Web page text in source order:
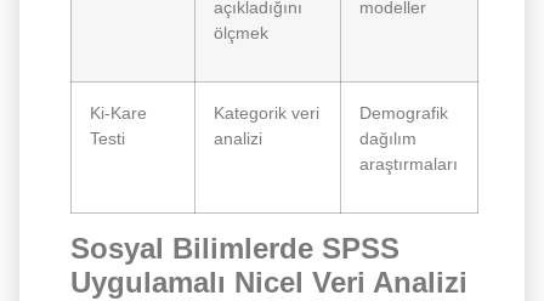
açıkladığını
ölçmek
modeller
Ki-Kare
Testi
Kategorik veri
analizi
Demografik
dağılım
araştırmaları
Sosyal Bilimlerde SPSS
Uygulamalı Nicel Veri Analizi